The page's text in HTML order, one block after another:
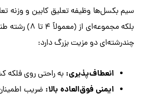
سیم بکسل‌ها وظیفه تعلیق کابین و وزنه
بلکه
چندرشته‌ای دو مزیت بزرگ دارد:
انعطاف‌پذیری: به راحتی روی
ایمنی فوق‌العاده بالا: ضریب